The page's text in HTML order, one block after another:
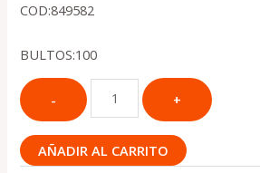
COD:849582
BULTOS:100
AÑADIR AL CARRITO